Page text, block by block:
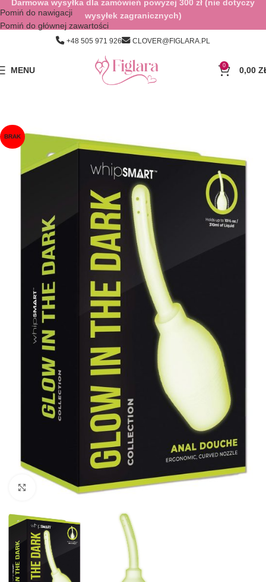
Pomiń do nawigacji
Pomiń do głównej zawartości
+48 505 971 926 CLOVER@FIGLARA.PL
MENU 0 0,00
BRAK
Kliknij, aby powiększyć
Darmowa wysyłka dla zamówień powyżej 300 zł (nie dotyczy
wysyłek zagranicznych)